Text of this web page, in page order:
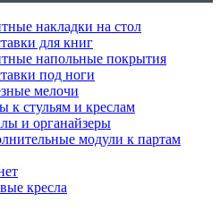
накладки на стол
для книг
напольные покрытия
под ноги
мелочи
к стульям и креслам
и органайзеры
модули к партам
кресла